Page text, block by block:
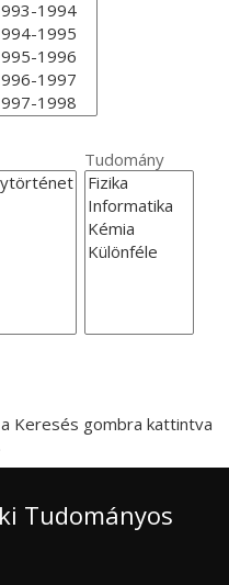
Tudomány
Keresés gombra kattintva
Tudományos